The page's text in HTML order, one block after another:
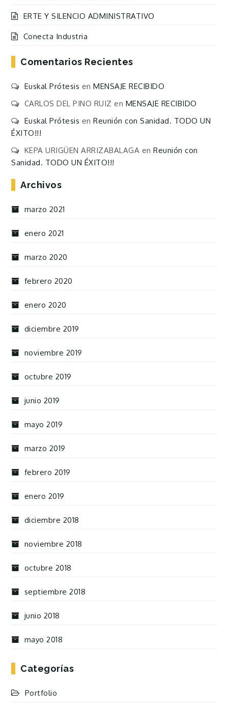
ERTE Y SILENCIO ADMINISTRATIVO
Conecta Industria
Comentarios Recientes
Euskal Prótesis enMENSAJE RECIBIDO
CARLOS DEL PINO RUIZ en MENSAJE RECIBIDO
Euskal Prótesis enReunión con Sanidad. TODO UN
ÉXITO!!!
KEPA URIGÜEN ARRIZABALAGA enReunión con
Sanidad. TODO UN ÉXITO!!!
Archivos
marzo 2021
enero 2021
marzo 2020
febrero 2020
enero 2020
diciembre 2019
noviembre 2019
octubre 2019
junio 2019
mayo 2019
marzo 2019
febrero 2019
enero 2019
diciembre 2018
noviembre 2018
octubre 2018
septiembre 2018
junio 2018
mayo 2018
Categorías
Portfolio